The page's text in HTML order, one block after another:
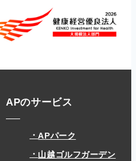
APのサービス
APパーク
山越ゴルフガーデン